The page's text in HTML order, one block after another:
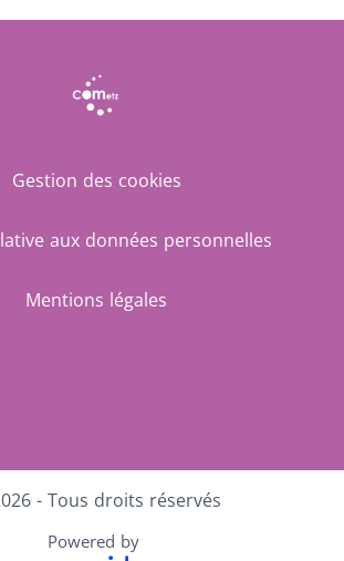
Gestion des cookies
aux données personnelles
Mentions légales
- Tous droits réservés
Powered by